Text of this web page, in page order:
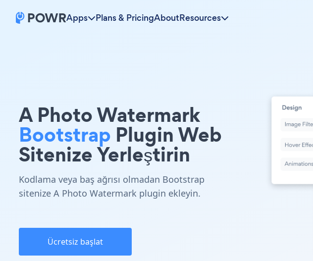
Apps Plans & PricingAboutResources
A Photo Watermark
Bootstrap Plugin Web
Sitenize Yerleştirin
Kodlama veya baş ağrısı olmadan Bootstrap
sitenize A Photo Watermark plugin ekleyin.
Ücretsiz başlat